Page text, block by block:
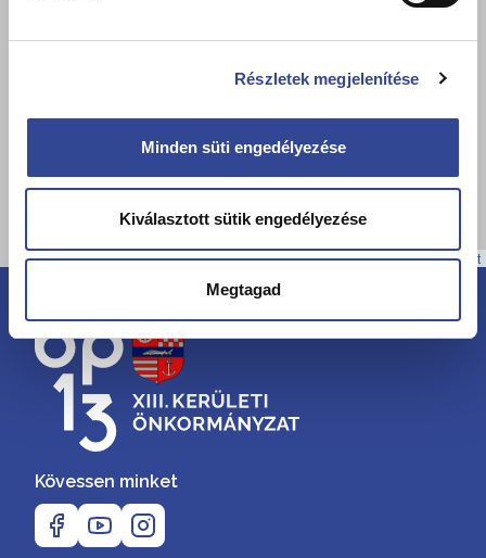
Részletek megjelenítése
Minden süti engedélyezése
Kiválasztott sütik engedélyezése
Megtagad
Leaflet
Kövessen minket